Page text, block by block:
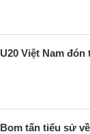
U20 Việt Nam
Bom tấn tiểu sử